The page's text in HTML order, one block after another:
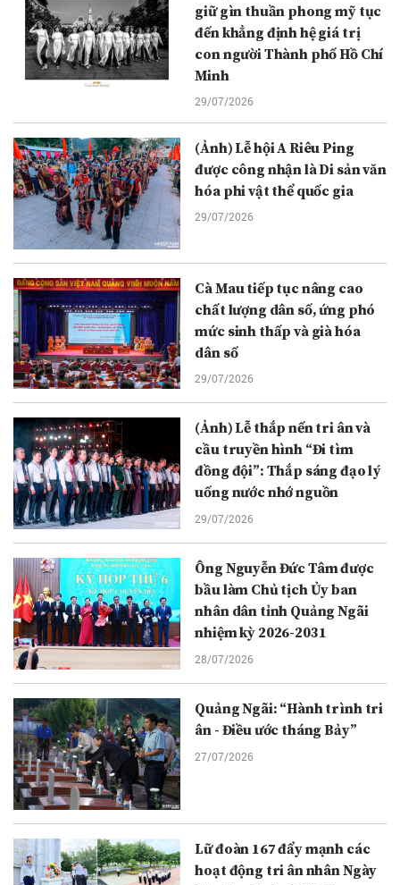
giữ gìn thuần phong mỹ tục
đến khẳng định hệ giá trị
con người Thành phố Hồ Chí
Minh
29/07/2026
(Ảnh) Lễ hội A Riêu Ping
được công nhận là Di sản văn
hóa phi vật thể quốc gia
29/07/2026
Cà Mau tiếp tục nâng cao
chất lượng dân số, ứng phó
mức sinh thấp và già hóa
dân số
29/07/2026
(Ảnh) Lễ thắp nến tri ân và
cầu truyền hình “Đi tìm
đồng đội”: Thắp sáng đạo lý
uống nước nhớ nguồn
29/07/2026
Ông Nguyễn Đức Tâm được
bầu làm Chủ tịch Ủy ban
nhân dân tỉnh Quảng Ngãi
nhiệm kỳ 2026-2031
28/07/2026
Quảng Ngãi: “Hành trình tri
ân - Điều ước tháng Bảy”
27/07/2026
Lữ đoàn 167 đẩy mạnh các
hoạt động tri ân nhân Ngày